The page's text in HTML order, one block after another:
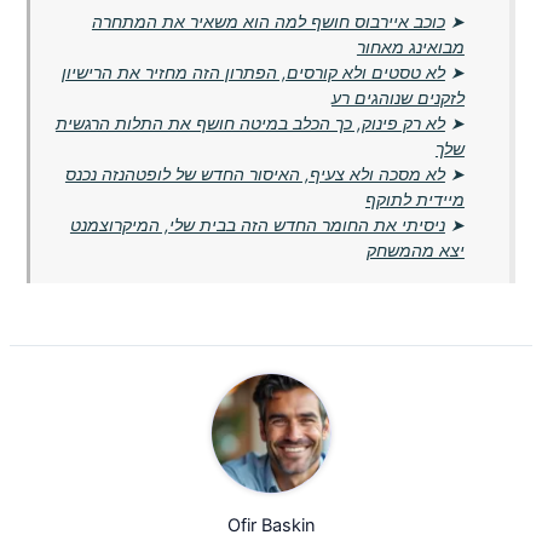
➤כוכב איירבוס חושף למה הוא משאיר את המתחרה
מבואינג מאחור
➤לא טסטים ולא קורסים, הפתרון הזה מחזיר את הרישיון
לזקנים שנוהגים רע
➤לא רק פינוק, כך הכלב במיטה חושף את התלות הרגשית
שלך
➤לא מסכה ולא צעיף, האיסור החדש של לופטהנזה נכנס
מיידית לתוקף
➤ניסיתי את החומר החדש הזה בבית שלי, המיקרוצמנט
יצא מהמשחק
Ofir Baskin